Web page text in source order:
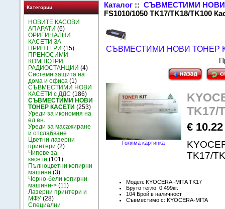
Категории
НОВИТЕ КАСОВИ
АПАРАТИ (6)
ОРИГИНАЛНИ
КАСЕТИ ЗА
ПРИНТЕРИ (15)
ПРЕНОСИМИ
КОМПЮТРИ
РАДИОСТАНЦИИ (4)
Системи защита на
дома и офиса (1)
СЪВМЕСТИМИ НОВИ
КАСЕТИ с ДДС (186)
СЪВМЕСТИМИ НОВИ
ТОНЕР КАСЕТИ (253)
Уреди за икономия на
ел.ен.
Уреди за масажиране
и отслабване
Цветни лазерни
принтери (2)
Чипове за
касети (101)
Пълноцветни копирни
машини (3)
Черно-бели копирни
машини-> (11)
Лазерни принтери и
МФУ (28)
Специални
Каталог ::СЪВМЕСТИМИ НОВИ
FS1010/1050 TK17/TK18/TK100
СЪВМЕСТИМИ НОВИ ТОНЕР
Голяма картинка
TK17/
€ 10.22
TK17/
Модел: KYOCERA -MITA TK17
Бруто тегло: 0.499кг.
104 Брой в наличност
Съвместимо с: KYOCERA-MITA